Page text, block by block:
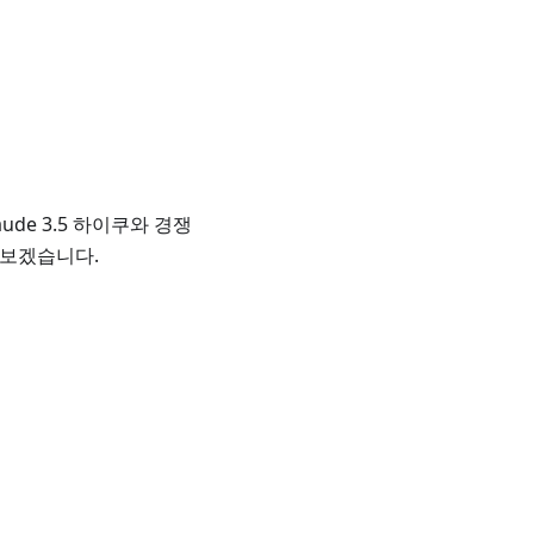
3.5 하이쿠와 경쟁
겠습니다.